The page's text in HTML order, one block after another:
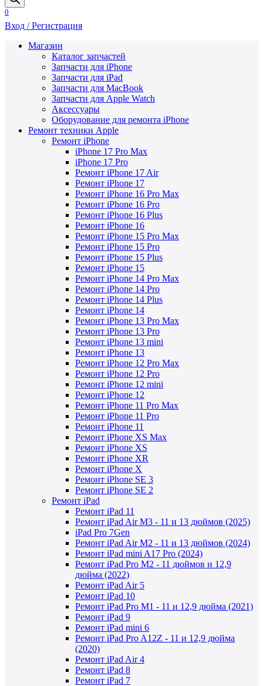
0
Вход / Регистрация
Магазин
Каталог запчастей
Запчасти для iPhone
Запчасти для iPad
Запчасти для MacBook
Запчасти для Apple Watch
Аксессуары
Оборудование для ремонта iPhone
Ремонт техники Apple
Ремонт iPhone
iPhone 17 Pro Max
iPhone 17 Pro
Ремонт iPhone 17 Air
Ремонт iPhone 17
Ремонт iPhone 16 Pro Max
Ремонт iPhone 16 Pro
Ремонт iPhone 16 Plus
Ремонт iPhone 16
Ремонт iPhone 15 Pro Max
Ремонт iPhone 15 Pro
Ремонт iPhone 15 Plus
Ремонт iPhone 15
Ремонт iPhone 14 Pro Max
Ремонт iPhone 14 Pro
Ремонт iPhone 14 Plus
Ремонт iPhone 14
Ремонт iPhone 13 Pro Max
Ремонт iPhone 13 Pro
Ремонт iPhone 13 mini
Ремонт iPhone 13
Ремонт iPhone 12 Pro Max
Ремонт iPhone 12 Pro
Ремонт iPhone 12 mini
Ремонт iPhone 12
Ремонт iPhone 11 Pro Max
Ремонт iPhone 11 Pro
Ремонт iPhone 11
Ремонт iPhone XS Max
Ремонт iPhone XS
Ремонт iPhone XR
Ремонт iPhone X
Ремонт iPhone SE 3
Ремонт iPhone SE 2
Ремонт iPad
Ремонт iPad 11
Ремонт iPad Air M3 - 11 и 13 дюймов (2025)
iPad Pro 7Gen
Ремонт iPad Air M2 - 11 и 13 дюймов (2024)
Ремонт iPad mini A17 Pro (2024)
Ремонт iPad Pro M2 - 11 дюймов и 12,9
дюйма (2022)
Ремонт iPad Air 5
Ремонт iPad 10
Ремонт iPad Pro M1 - 11 и 12,9 дюйма (2021)
Ремонт iPad 9
Ремонт iPad mini 6
Ремонт iPad Pro A12Z - 11 и 12,9 дюйма
(2020)
Ремонт iPad Air 4
Ремонт iPad 8
Ремонт iPad 7